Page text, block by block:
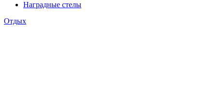
Наградные стелы
Отдых